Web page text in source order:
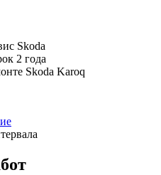
Skoda
2 года
Skoda Karoq